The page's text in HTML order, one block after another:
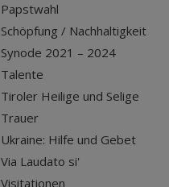
Papstwahl
Schöpfung / Nachhaltigkeit
Synode 2021 – 2024
Talente
Tiroler Heilige und Selige
Trauer
Ukraine: Hilfe und Gebet
Via Laudato si'
Visitationen